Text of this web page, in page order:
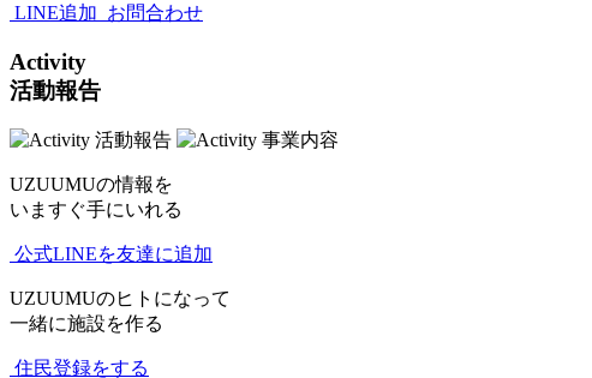
LINE追加 お問合わせ
Activity
活動報告
UZUUMUの情報を
いますぐ手にいれる
公式LINEを友達に追加
UZUUMUのヒトになって
一緒に施設を作る
住民登録をする